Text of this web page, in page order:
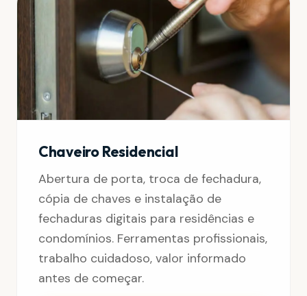
Chaveiro Residencial
Abertura de porta, troca de fechadura,
cópia de chaves e instalação de
fechaduras digitais para residências e
condomínios. Ferramentas profissionais,
trabalho cuidadoso, valor informado
antes de começar.